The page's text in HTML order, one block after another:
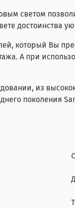
светом
достоинства
который Вы
А при
из
поколения